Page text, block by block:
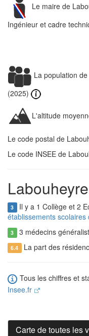
Le maire de
Ingénieur et cadre
La population
(2025)
L'altitude
Le code postal de
Le code INSEE de
3 Il y a 1 Collège et 2
établissements scolaires
3 3 médecins
6.4 La part des
Tous les chiffres et
Insee.fr
Carte de toutes les